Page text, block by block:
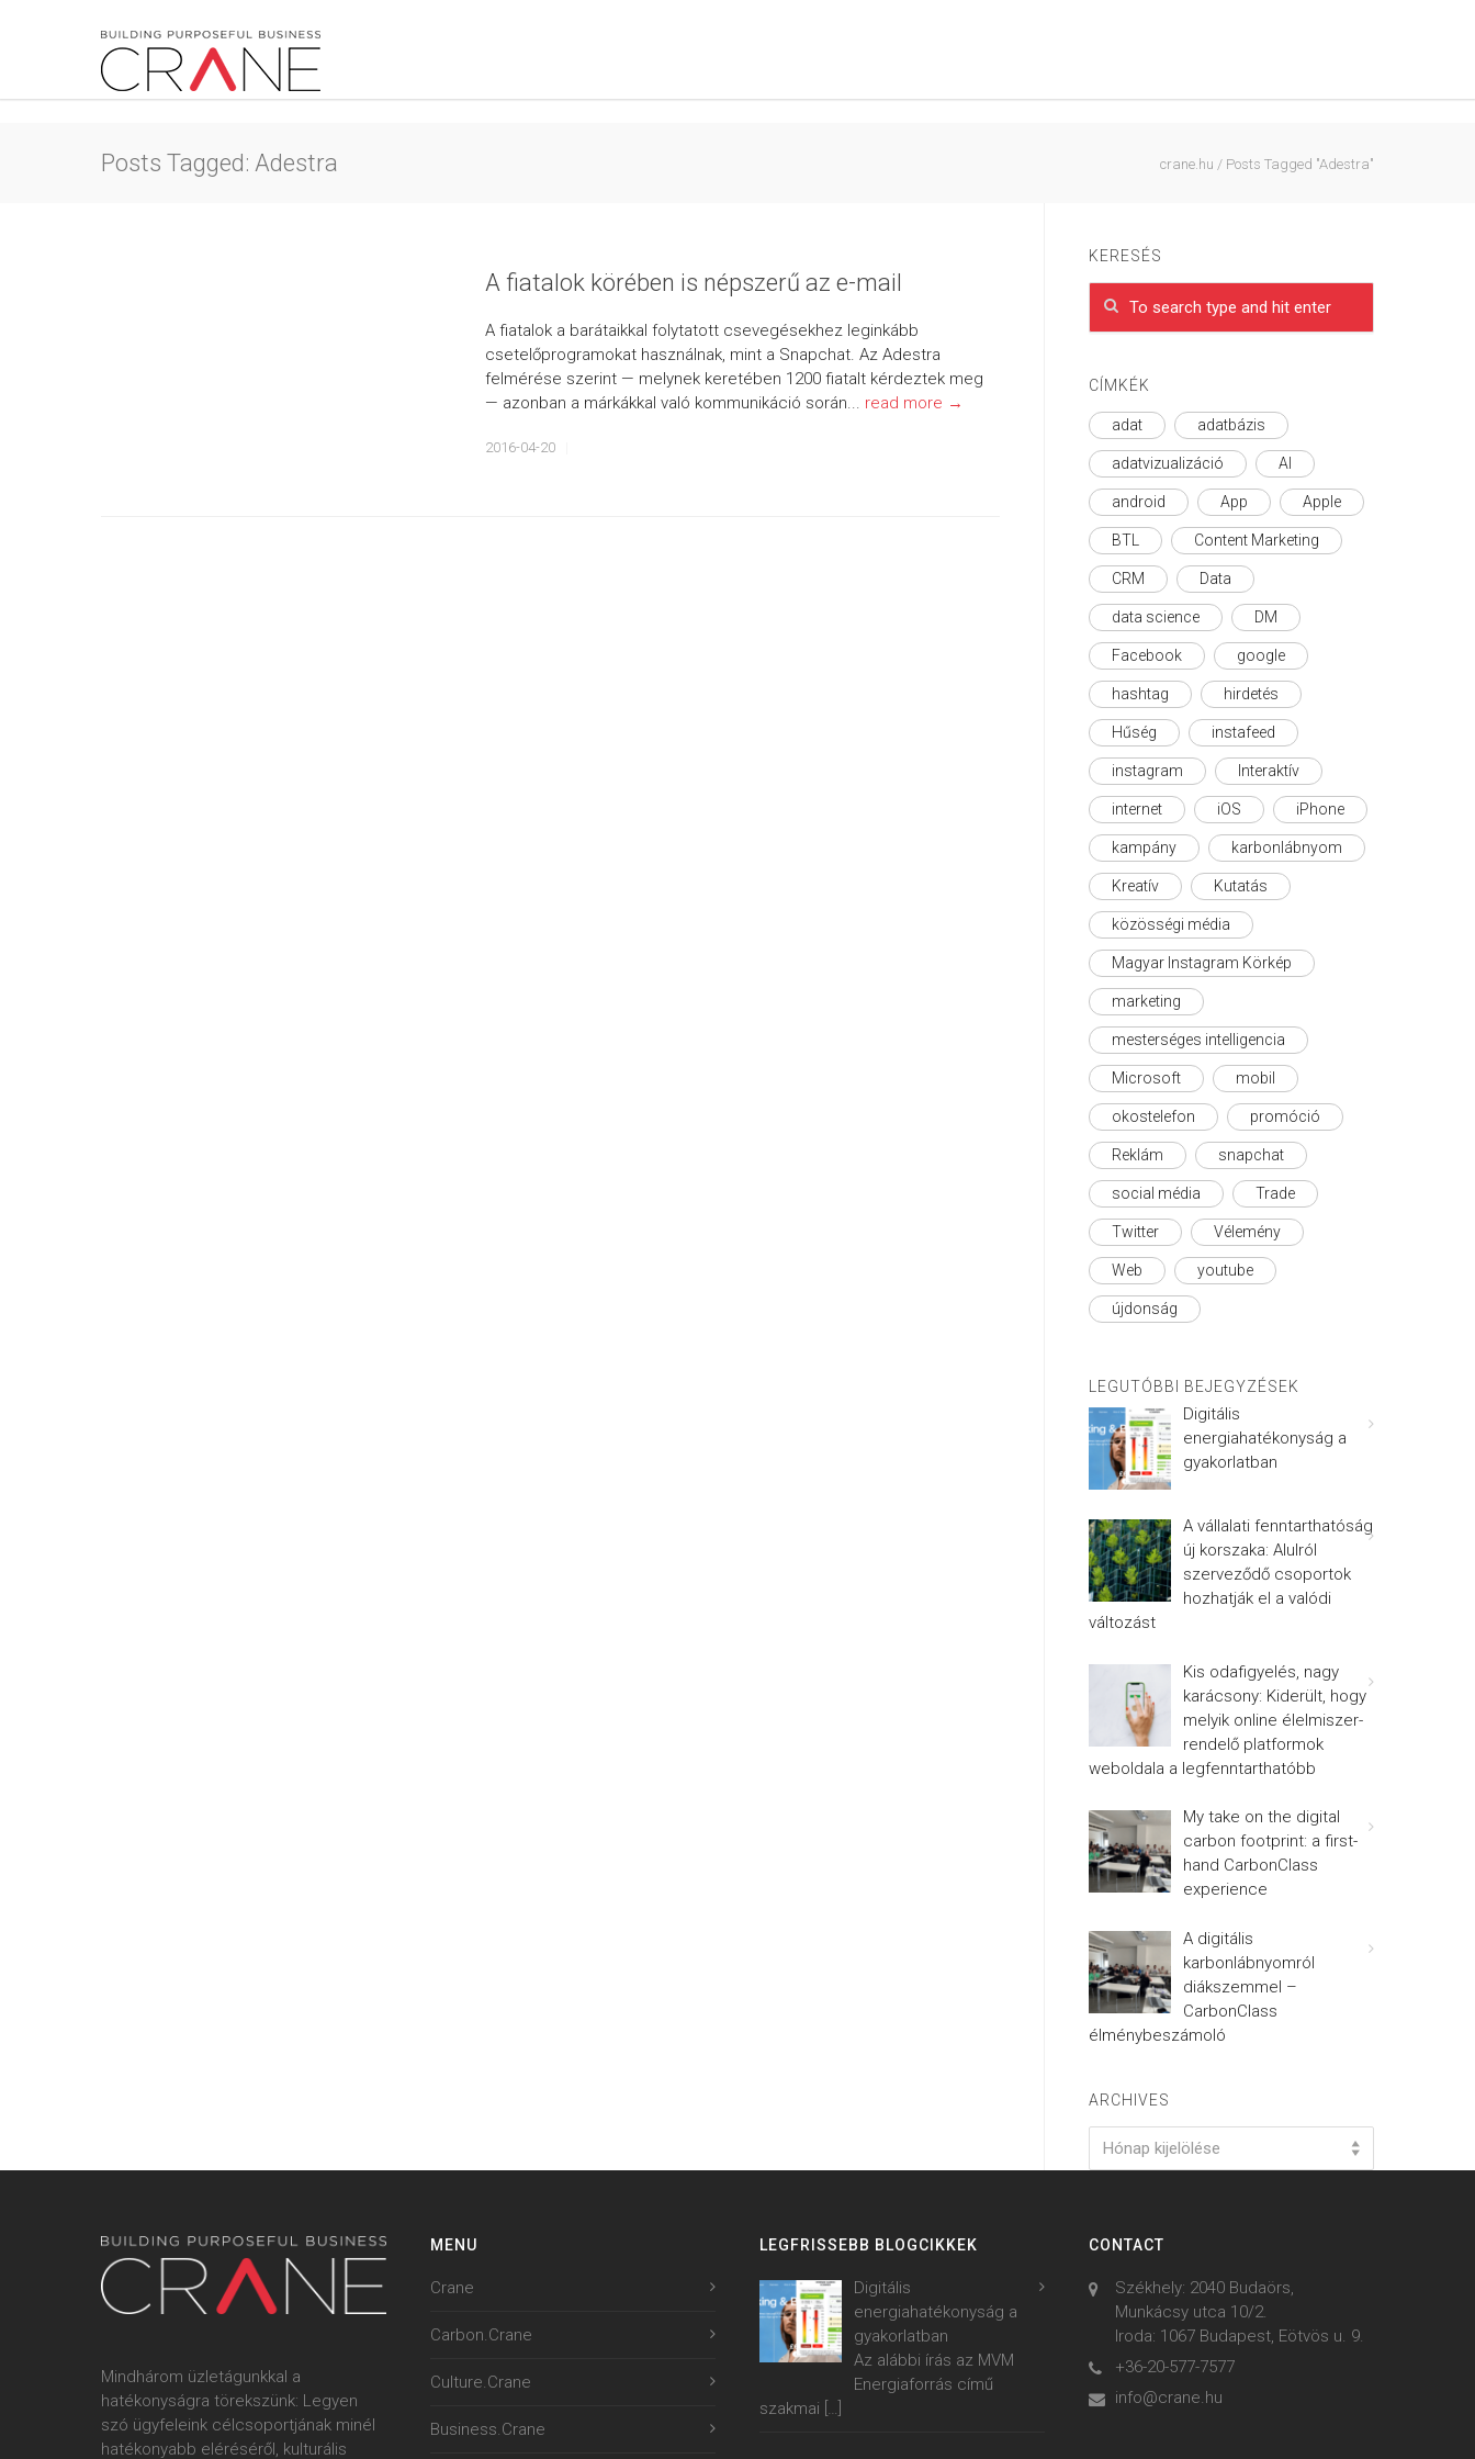
Posts Tagged: Adestra crane.hu / Posts Tagged "Adestra"
A fiatalok körében is népszerű az e-mail
A fiatalok a barátaikkal folytatott csevegésekhez leginkább
csetelőprogramokat használnak, mint a Snapchat. Az Adestra
felmérése szerint — melynek keretében 1200 fiatalt kérdeztek meg
— azonban a márkákkal való kommunikáció során... read more →
2016-04-20
KERESÉS
CÍMKÉK
adat adatbázis
adatvizualizáció AI
android App Apple
BTL Content Marketing
CRM Data
data science DM
Facebook google
hashtag hirdetés
Hűség instafeed
instagram Interaktív
internet iOS iPhone
kampány karbonlábnyom
Kreatív Kutatás
közösségi média
Magyar Instagram Körkép
marketing
mesterséges intelligencia
Microsoft mobil
okostelefon promóció
Reklám snapchat
social média Trade
Twitter Vélemény
Web youtube
újdonság
LEGUTÓBBI BEJEGYZÉSEK
Digitális
energiahatékonyság a
gyakorlatban
A vállalati fenntarthatóság
új korszaka: Alulról
szerveződő csoportok
hozhatják el a valódi
változást
Kis odafigyelés, nagy
karácsony: Kiderült, hogy
melyik online élelmiszer-
rendelő platformok
weboldala a legfenntarthatóbb
My take on the digital
carbon footprint: a first-
hand CarbonClass
experience
A digitális
karbonlábnyomról
diákszemmel –
CarbonClass
élménybeszámoló
ARCHIVES
Hónap kijelölése
Mindhárom üzletágunkkal a
hatékonyságra törekszünk: Legyen
szó ügyfeleink célcsoportjának minél
hatékonyabb eléréséről, kulturális
MENU
Crane
Carbon.Crane
Culture.Crane
Business.Crane
LEGFRISSEBB BLOGCIKKEK
Digitális
energiahatékonyság a
gyakorlatban
Az alábbi írás az MVM
Energiaforrás című
szakmai
CONTACT
Székhely: 2040 Budaörs,
Munkácsy utca 10/2.
Iroda: 1067 Budapest, Eötvös u. 9.
+36-20-577-7577
info@crane.hu